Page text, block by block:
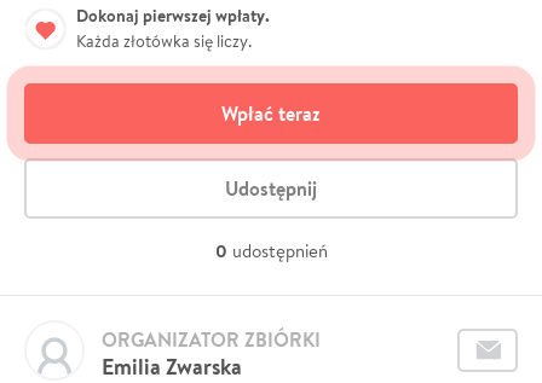
Dokonaj pierwszej wpłaty.
Każda złotówka się liczy.
Wpłać teraz
Udostępnij
0 udostępnień
Emilia Zwarska
ORGANIZATOR ZBIÓRKI